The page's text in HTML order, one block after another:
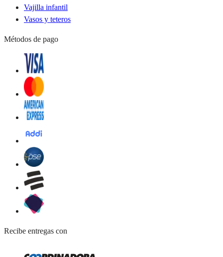
Vajilla infantil
Vasos y teteros
Métodos de pago
Recibe entregas con